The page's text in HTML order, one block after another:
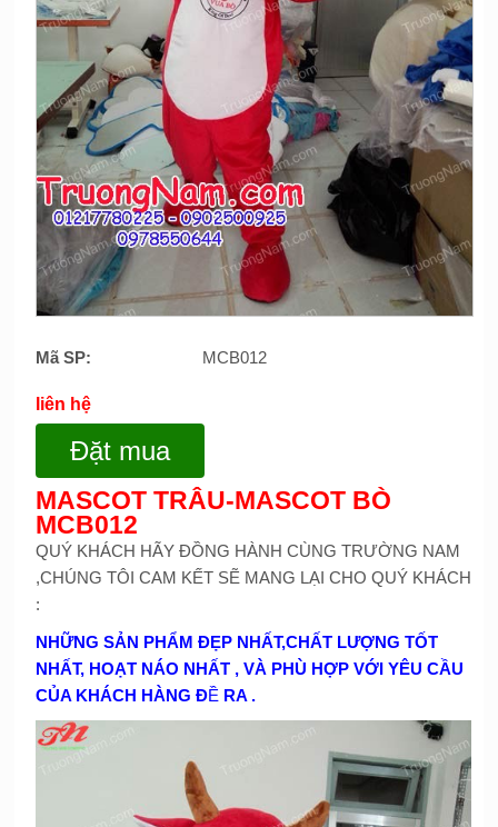
Mã SP: MCB012
liên hệ
Đặt mua
MASCOT TRÂU-MASCOT BÒ
MCB012
QUÝ KHÁCH HÃY ĐỒNG HÀNH CÙNG TRƯỜNG NAM
,CHÚNG TÔI CAM KẾT SẼ MANG LẠI CHO QUÝ KHÁCH
:
NHỮNG SẢN PHẨM ĐẸP NHẤT,CHẤT LƯỢNG TỐT
NHẤT, HOẠT NÁO NHẤT , VÀ PHÙ HỢP VỚI YÊU CẦU
CỦA KHÁCH HÀNG ĐỀ RA .